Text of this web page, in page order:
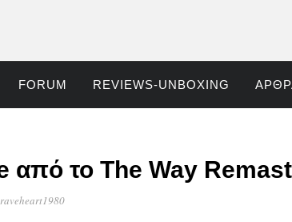
FORUM REVIEWS-UNBOXING
από το The Way